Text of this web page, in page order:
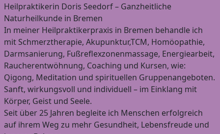
Heilpraktikerin Doris Seedorf – Ganzheitliche
Naturheilkunde in Bremen
In meiner Heilpraktikerpraxis in Bremen behandle ich
mit Schmerztherapie, Akupunktur,TCM, Homöopathie,
Darmsanierung, Fußreflexzonenmassage, Energiearbeit,
Raucherentwöhnung, Coaching und Kursen, wie:
Qigong, Meditation und spirituellen Gruppenangeboten.
Sanft, wirkungsvoll und individuell – im Einklang mit
Körper, Geist und Seele.
Seit über 25 Jahren begleite ich Menschen erfolgreich
auf ihrem Weg zu mehr Gesundheit, Lebensfreude und